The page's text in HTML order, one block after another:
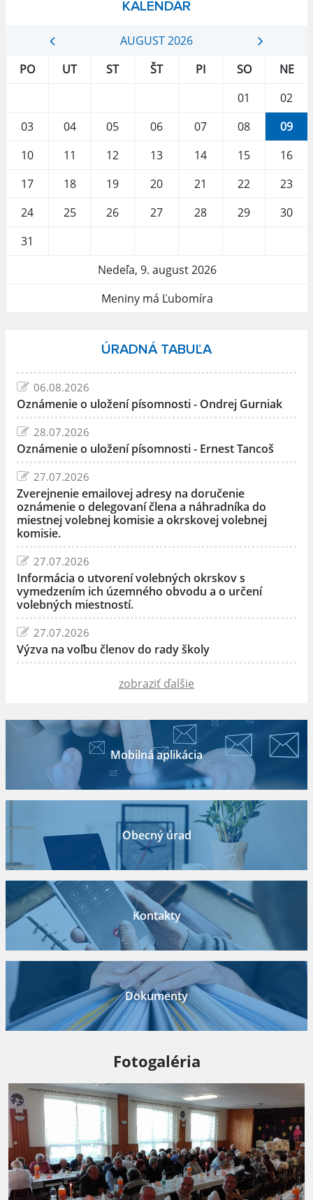
KALENDÁR
AUGUST 2026
PO
UT ST ŠT PI SO
NE
01
02
03
04 05 06 07 08
09
10
11 12 13 14 15
16
17
18 19 20 21 22
23
24
25 26 27 28 29
30
31
Nedeľa, 9. august 2026
Meniny má Ľubomíra
ÚRADNÁ TABUĽA
06.08.2026
Oznámenie o uložení písomnosti - Ondrej Gurniak
28.07.2026
Oznámenie o uložení písomnosti - Ernest Tancoš
27.07.2026
Zverejnenie emailovej adresy na doručenie
oznámenie o delegovaní člena a náhradníka do
miestnej volebnej komisie a okrskovej volebnej
komisie.
27.07.2026
Informácia o utvorení volebných okrskov s
vymedzením ich územného obvodu a o určení
volebných miestností.
27.07.2026
Výzva na voľbu členov do rady školy
zobraziť ďalšie
Mobilná aplikácia
Obecný úrad
Kontakty
Dokumenty
Fotogaléria